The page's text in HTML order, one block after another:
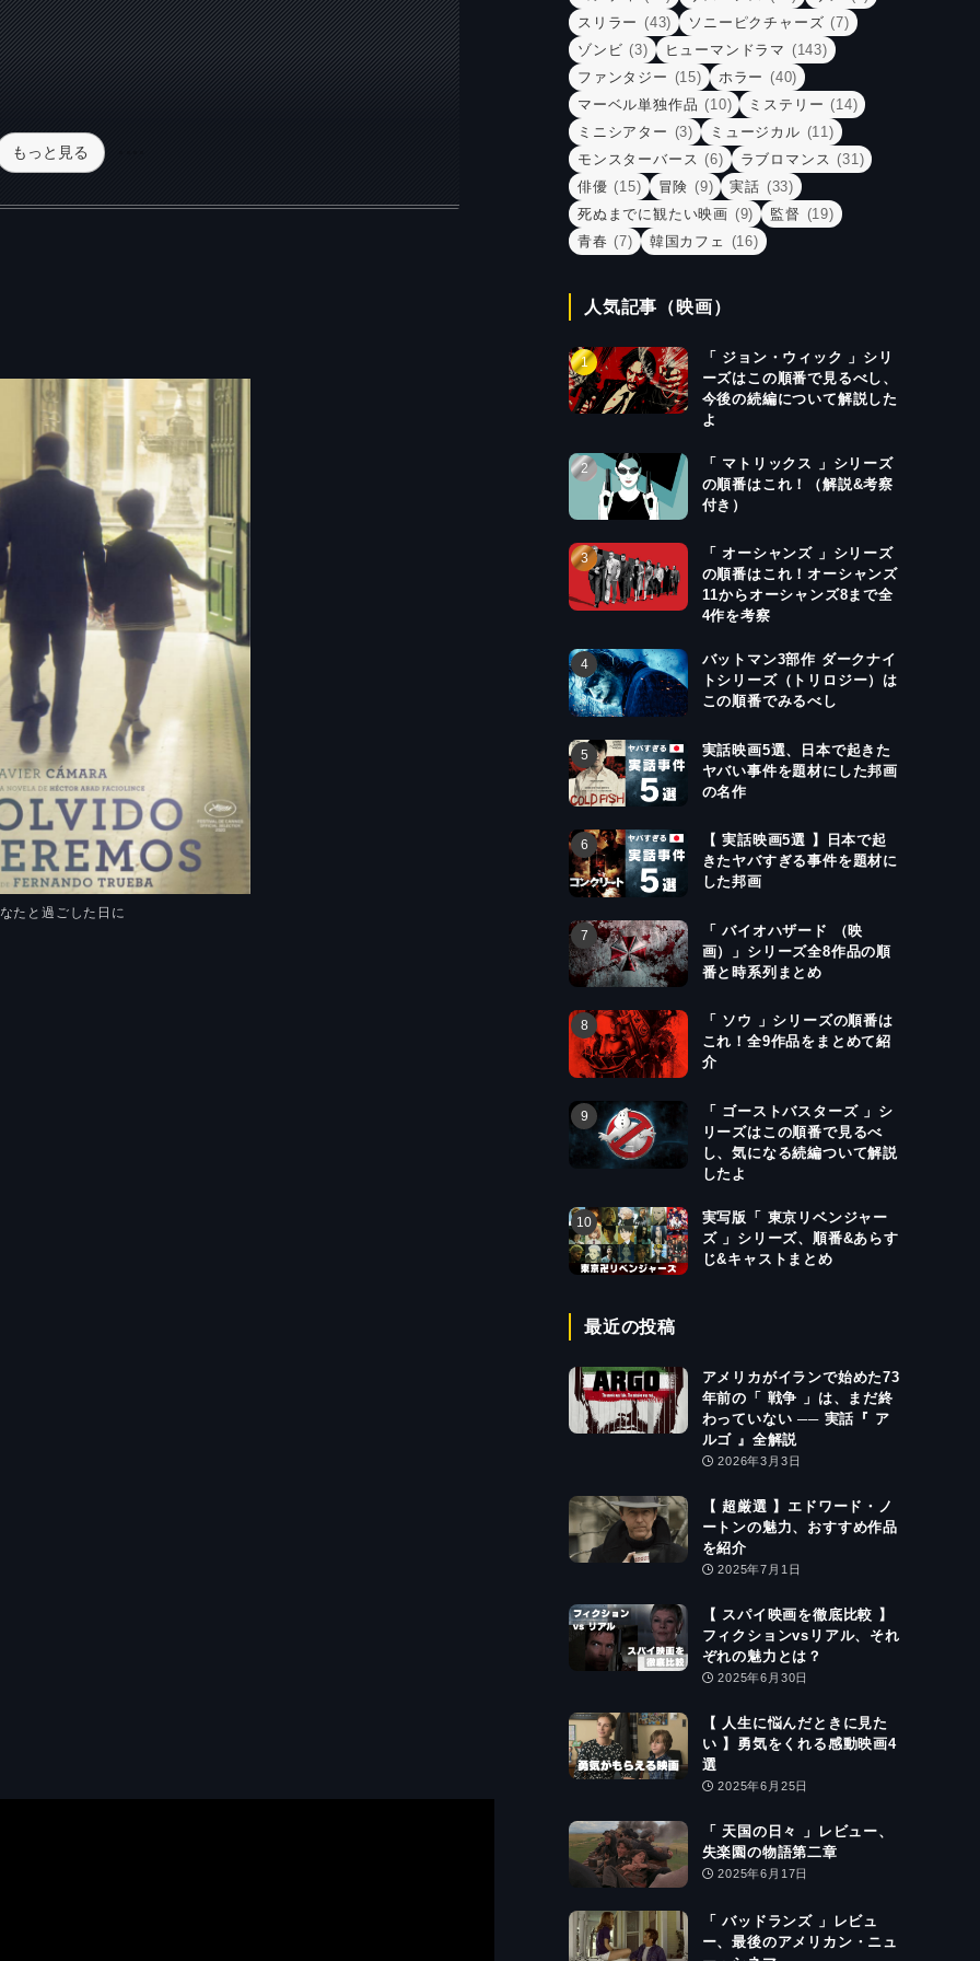
もっと見る
たと過ごした日に
スリラー (43) ソニーピクチャーズ (7)
ゾンビ (3) ヒューマンドラマ (143)
ファンタジー (15) ホラー (40)
マーベル単独作品 (10) ミステリー (14)
ミニシアター (3) ミュージカル (11)
モンスターバース (6) ラブロマンス (31)
俳優 (15) 冒険 (9) 実話 (33)
死ぬまでに観たい映画 (9) 監督 (19)
青春 (7) 韓国カフェ (16)
人気記事（映画）
「 ジョン・ウィック 」シリ
ーズはこの順番で見るべし、
今後の続編について解説した
よ
「 マトリックス 」シリーズ
の順番はこれ！（解説&考察
付き）
「 オーシャンズ 」シリーズ
の順番はこれ！オーシャンズ
11からオーシャンズ8まで全
4作を考察
バットマン3部作 ダークナイ
トシリーズ（トリロジー）は
この順番でみるべし
実話映画5選、日本で起きた
ヤバい事件を題材にした邦画
の名作
【 実話映画5選 】日本で起
きたヤバすぎる事件を題材に
した邦画
「 バイオハザード （映
画）」シリーズ全8作品の順
番と時系列まとめ
「 ソウ 」シリーズの順番は
これ！全9作品をまとめて紹
介
「 ゴーストバスターズ 」シ
リーズはこの順番で見るべ
し、気になる続編ついて解説
したよ
実写版「 東京リベンジャー
ズ 」シリーズ、順番&あらす
じ&キャストまとめ
最近の投稿
アメリカがイランで始めた73
年前の「 戦争 」は、まだ終
わっていない ── 実話『 ア
ルゴ 』全解説
2026年3月3日
【 超厳選 】エドワード・ノ
ートンの魅力、おすすめ作品
を紹介
2025年7月1日
【 スパイ映画を徹底比較 】
フィクションvsリアル、それ
ぞれの魅力とは？
2025年6月30日
【 人生に悩んだときに見た
い 】勇気をくれる感動映画4
選
2025年6月25日
「 天国の日々 」レビュー、
失楽園の物語第二章
2025年6月17日
「 バッドランズ 」レビュ
ー、最後のアメリカン・ニュ